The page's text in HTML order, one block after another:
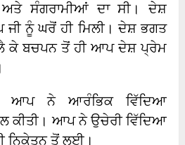
ਅਤੇ ਸੰਗਰਾਮੀਆਂ ਦਾ ਸੀ। ਦੇਸ਼
ਨੂੰ ਘਰੋਂ ਹੀ ਮਿਲੀ। ਦੇਸ਼ ਭਗਤ
ਕੇ ਬਚਪਨ ਤੋਂ ਹੀ ਆਪ ਦੇਸ਼ ਪ੍ਰੇਮ
ਆਪ ਨੇ ਆਰੰਭਿਕ ਵਿੱਦਿਆ
ਕੀਤੀ। ਆਪ ਨੇ ਉਚੇਰੀ ਵਿੱਦਿਆ
ਨਿਕੇਤਨ ਤੋਂ ਲਈ।